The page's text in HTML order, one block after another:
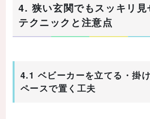
4. 狭い玄関でもスッキリ見
テクニックと注意点
4.1 ベビーカーを立てる・掛
ペースで置く工夫